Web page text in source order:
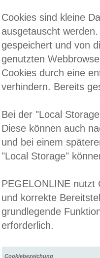
Cookies sind kleine
ausgetauscht
gespeichert und von
genutzten
Cookies durch eine
verhindern. Bereits
Bei der "Local
Diese können auch
und bei einem
"Local Storage"
PEGELONLINE nutzt
und korrekte
grundlegende
erforderlich.
Cookiebezeichung